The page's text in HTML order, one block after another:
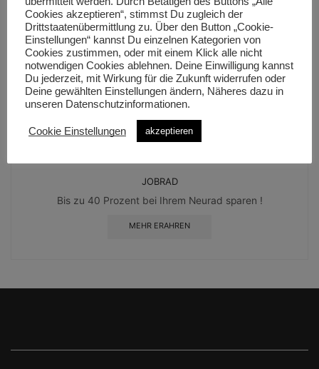
FINANZIERUNG
Profitieren und sparen Sie mit ihrer
Wunschfinanzierung !
MEHR ERFAHREN
JOBRAD
Bis zu 40 Prozent bei Ihrem Neurad sparen !
MEHR ERAHREN
Cookies akzeptieren“, stimmst Du zugleich der
Drittstaatenübermittlung zu. Über den Button „Cookie-
Einstellungen“ kannst Du einzelnen Kategorien von
Cookies zustimmen, oder mit einem Klick alle nicht
notwendigen Cookies ablehnen. Deine Einwilligung kannst
Du jederzeit, mit Wirkung für die Zukunft widerrufen oder
Deine gewählten Einstellungen ändern, Näheres dazu in
unseren Datenschutzinformationen.
Cookie Einstellungen akzeptieren